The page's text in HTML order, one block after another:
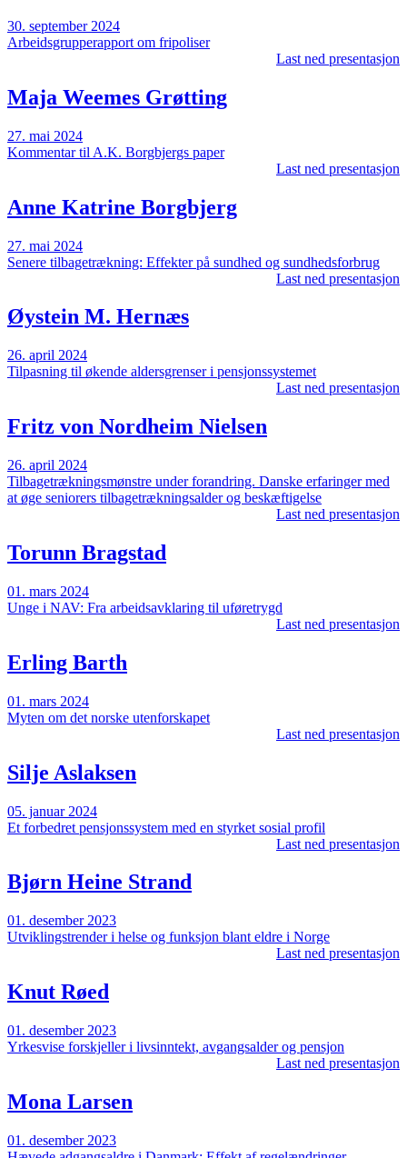
30. september 2024
Arbeidsgrupperapport om fripoliser
Last ned presentasjon
Maja Weemes Grøtting
27. mai 2024
Kommentar til A.K. Borgbjergs paper
Last ned presentasjon
Anne Katrine Borgbjerg
27. mai 2024
Senere tilbagetrækning: Effekter på sundhed og sundhedsforbrug
Last ned presentasjon
Øystein M. Hernæs
26. april 2024
Tilpasning til økende aldersgrenser i pensjonssystemet
Last ned presentasjon
Fritz von Nordheim Nielsen
26. april 2024
Tilbagetrækningsmønstre under forandring. Danske erfaringer med
at øge seniorers tilbagetrækningsalder og beskæftigelse
Last ned presentasjon
Torunn Bragstad
01. mars 2024
Unge i NAV: Fra arbeidsavklaring til uføretrygd
Last ned presentasjon
Erling Barth
01. mars 2024
Myten om det norske utenforskapet
Last ned presentasjon
Silje Aslaksen
05. januar 2024
Et forbedret pensjonssystem med en styrket sosial profil
Last ned presentasjon
Bjørn Heine Strand
01. desember 2023
Utviklingstrender i helse og funksjon blant eldre i Norge
Last ned presentasjon
Knut Røed
01. desember 2023
Yrkesvise forskjeller i livsinntekt, avgangsalder og pensjon
Last ned presentasjon
Mona Larsen
01. desember 2023